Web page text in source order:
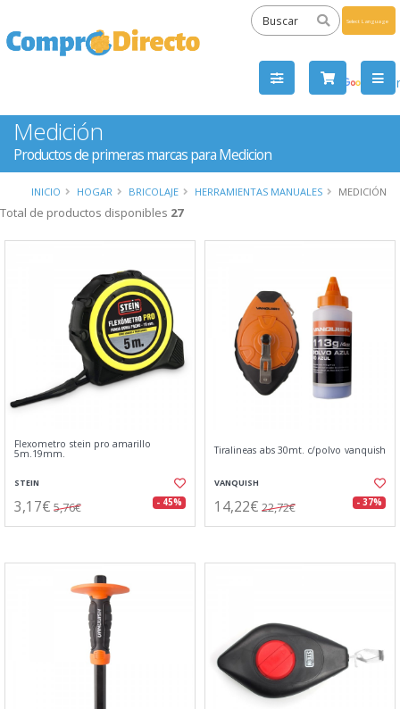
by
Medición
Productos de primeras marcas para Medicion
INICIO HOGAR BRICOLAJE HERRAMIENTAS MANUALES MEDICIÓN
Total de productos disponibles 27
Flexometro stein pro amarillo
5m.19mm.
STEIN
3,17€ 5,76€ - 45%
Tiralineas abs 30mt. c/polvo vanquish
VANQUISH
14,22€ 22,72€ - 37%